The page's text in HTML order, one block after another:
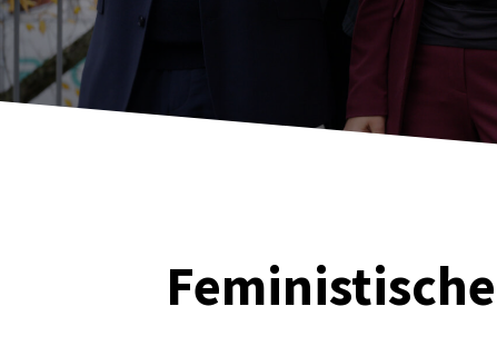
Feministische